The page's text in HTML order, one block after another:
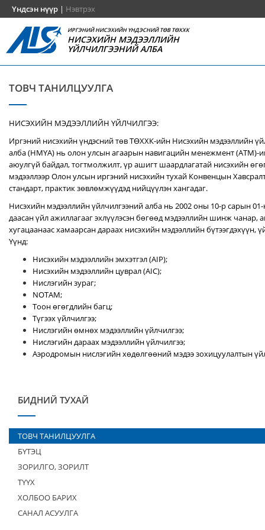
Үндсэн нүүр | Нэвтрэх
ИРГЭНИЙ НИСЭХИЙН ҮНДЭСНИЙ ТӨВ ТӨХХК
НИСЭХИЙН МЭДЭЭЛЛИЙН
ҮЙЛЧИЛГЭЭНИЙ АЛБА
ТОВЧ ТАНИЛЦУУЛГА
НИСЭХИЙН МЭДЭЭЛЛИЙН ҮЙЛЧИЛГЭЭ:
Иргэний нисэхийн үндэсний төв ТӨХХК-ийн Нисэхийн мэдээллийн
алба (НМҮА) нь олон улсын агаарын навигацийн менежмент (ATM)-
аюулгүй байдал, тогтмолжилт, үр ашигт шаардлагатай нисэхийн
мэдээллээр Олон улсын иргэний нисэхийн тухай Конвенцын
стандарт, практик зөвлөмжүүдэд нийцүүлэн хангадаг.
Нисэхийн мэдээллийн үйлчилгээний алба нь 2002 оны 10-р сарын
даасан үйл ажиллагааг эхлүүлэсэн бөгөөд мэдээллийн шинж чанар,
хугацаанаас хамаарсан дараах нисэхийн мэдээллийн бүтээгдэхүүн,
Үүнд:
Нисэхийн мэдээллийн эмхэтгэл (AIP);
Нисэхийн мэдээллийн цуврал (AIC);
Нислэгийн зураг;
NOTAM;
Тоон өгөгдлийн багц;
Түгээх үйлчилгээ;
Нислэгийн өмнөх мэдээллийн үйлчилгээ;
Нислэгийн дараах мэдээллийн үйлчилгээ;
Аэродромын нислэгийн хөдөлгөөний мэдээ зохицуулалтын
БИДНИЙ ТУХАЙ
ТОВЧ ТАНИЛЦУУЛГА
БҮТЭЦ
ЗОРИЛГО, ЗОРИЛТ
ТҮҮХ
ХОЛБОО БАРИХ
САНАЛ АСУУЛГА